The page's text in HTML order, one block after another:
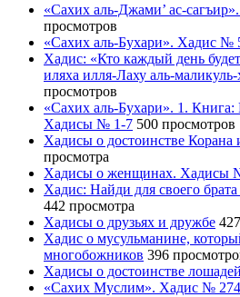
«Сахих аль-Джами’ ас-
просмотров
«Сахих аль-Бухари». Хадис №
Хадис: «Кто каждый день
иляха илля-Лаху аль-
просмотров
«Сахих аль-Бухари». 1. Книга:
Хадисы № 1-7 500 просмотров
Хадисы о достоинстве Корана
просмотра
Хадисы о женщинах. Хадисы
Хадис: Найди для своего
442 просмотра
Хадисы о друзьях и дружбе
Хадис о мусульманине,
многобожников 396
Хадисы о достоинстве
«Сахих Муслим». Хадис №